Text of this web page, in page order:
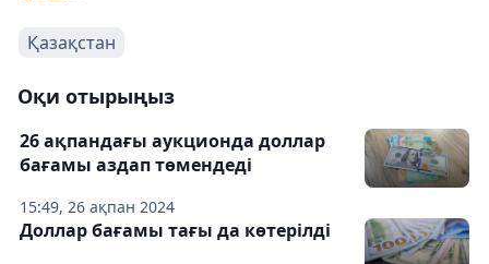
Қазақстан
Оқи отырыңыз
15:49, 26 ақпан 2024
26 ақпандағы аукционда доллар
бағамы аздап төмендеді
Доллар бағамы тағы да көтерілді